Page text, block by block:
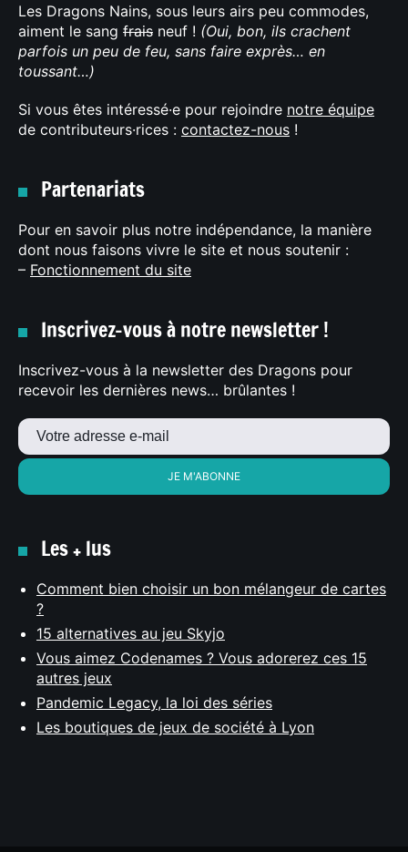
Les Dragons Nains, sous leurs airs peu commodes,
aiment le sang frais neuf ! (Oui, bon, ils crachent
parfois un peu de feu, sans faire exprès… en
toussant…)
Si vous êtes intéressé·e pour rejoindre notre équipe
de contributeurs·rices : contactez-nous !
Partenariats
Pour en savoir plus notre indépendance, la manière
dont nous faisons vivre le site et nous soutenir :
– Fonctionnement du site
Inscrivez-vous à notre newsletter !
Inscrivez-vous à la newsletter des Dragons pour
recevoir les dernières news… brûlantes !
Les + lus
Comment bien choisir un bon mélangeur de cartes
?
15 alternatives au jeu Skyjo
Vous aimez Codenames ? Vous adorerez ces 15
autres jeux
Pandemic Legacy, la loi des séries
Les boutiques de jeux de société à Lyon